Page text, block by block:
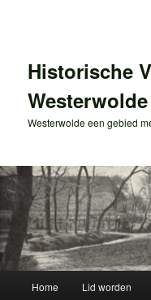
inhoudHistorische
Westerwolde
Westerwolde een gebied
Home Lid worden